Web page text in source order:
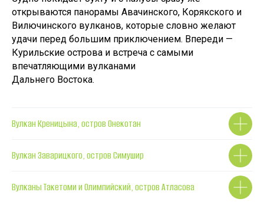
открываются панорамы Авачинского, Корякского и
Вилючинского вулканов, которые словно желают
удачи перед большим приключением. Впереди —
Курильские острова и встреча с самыми
впечатляющими вулканами
Дальнего Востока.
Вулкан Креницына, остров Онекотан
Вулкан Заварицкого, остров Симушир
Вулканы Такетоми и Олимпийский, остров Атласова